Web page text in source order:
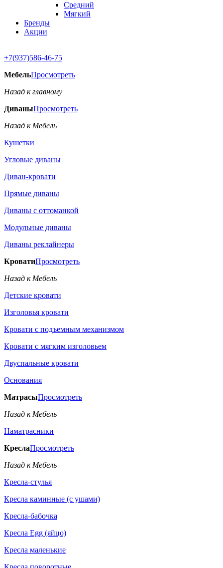
Средний
Мягкий
Бренды
Акции
+7(937)586-46-75
МебельПросмотреть
Назад к главному
ДиваныПросмотреть
Назад к Мебель
Кушетки
Угловые диваны
Диван-кровати
Прямые диваны
Диваны с оттоманкой
Модульные диваны
Диваны реклайнеры
КроватиПросмотреть
Назад к Мебель
Детские кровати
Изголовья кровати
Кровати с подъемным механизмом
Кровати с мягким изголовьем
Двуспальные кровати
Основания
МатрасыПросмотреть
Назад к Мебель
Наматрасники
КреслаПросмотреть
Назад к Мебель
Кресла-стулья
Кресла каминные (с ушами)
Кресла-бабочка
Кресла Egg (яйцо)
Кресла маленькие